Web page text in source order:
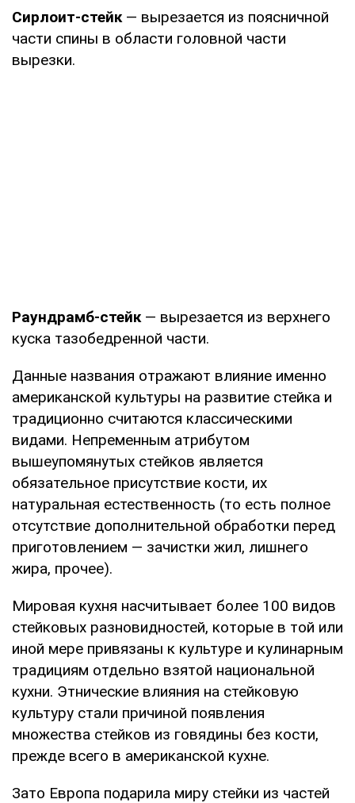
Сирлоит-стейк— вырезается из поясничной
части спины в области головной части
вырезки.
Раундрамб-стейк— вырезается из верхнего
куска тазобедренной части.
Данные названия отражают влияние именно
американской культуры на развитие стейка и
традиционно считаются классическими
видами. Непременным атрибутом
вышеупомянутых стейков является
обязательное присутствие кости, их
натуральная естественность (то есть полное
отсутствие дополнительной обработки перед
приготовлением — зачистки жил, лишнего
жира, прочее).
Мировая кухня насчитывает более 100 видов
стейковых разновидностей, которые в той или
иной мере привязаны к культуре и кулинарным
традициям отдельно взятой национальной
кухни. Этнические влияния на стейковую
культуру стали причиной появления
множества стейков из говядины без кости,
прежде всего в американской кухне.
Зато Европа подарила миру стейки из частей